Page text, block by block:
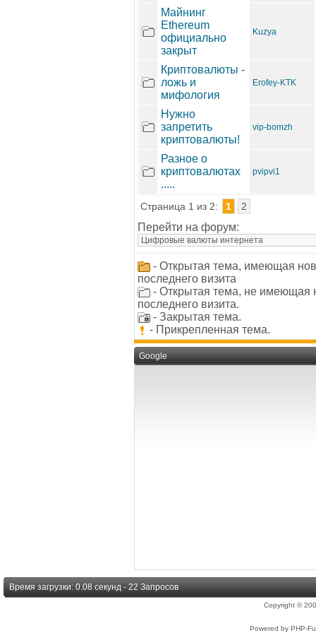
Майнинг
Ethereum
официально
закрыт
Kuzya
Криптовалюты -
ложь и
мифология
Erofey-KTK
Нужно
запретить
криптовалюты!
vip-bomzh
Разное о
криптовалютах
.....
pvipvi1
Страница 1 из 2: 1 2
Перейти на форум:
- Открытая тема, имеющая
последнего визита
- Открытая тема, не имеющая
последнего визита.
- Закрытая тема.
- Прикрепленная тема.
Google
Время загрузки: 0.08 секунд - 22 Запросов
Copyright ©
Powered by PHP-